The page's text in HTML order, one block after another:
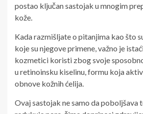
postao ključan sastojak u mnogim
kože.
Kada razmišljate o pitanjima kao što
koje su njegove primene, važno je
kozmetici koristi zbog svoje
u retinoinsku kiselinu, formu koja
obnove kožnih ćelija.
Ovaj sastojak ne samo da poboljšava